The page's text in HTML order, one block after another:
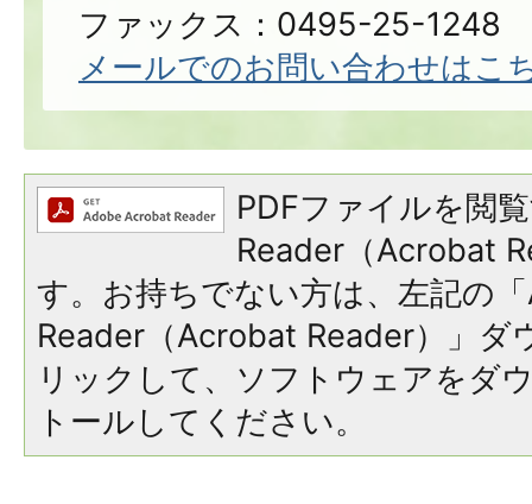
ファックス：0495-25-1248
メールでのお問い合わせはこ
PDFファイルを閲
Reader（Acrobat
す。お持ちでない方は、左記の
Reader（Acrobat Reader）」ダ
リックして、ソフトウェアをダ
トールしてください。